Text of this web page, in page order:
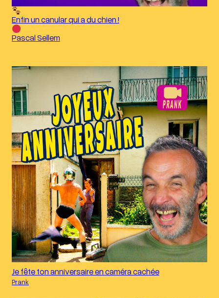
Enfin un canular qui a du chien !
Pascal Sellem
Je fête ton anniversaire en caméra cachée
Prank